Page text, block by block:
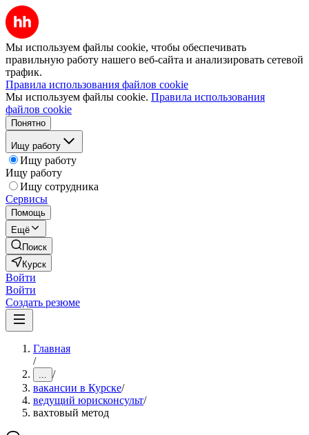
Мы используем файлы cookie, чтобы обеспечивать
правильную работу нашего веб-сайта и анализировать сетевой
трафик.
Правила использования файлов cookie
Мы используем файлы cookie. Правила использования
файлов cookie
Понятно
Ищу работу
Ищу работу
Ищу работу
Ищу сотрудника
Сервисы
Помощь
Ещё
Поиск
Курск
Войти
Войти
Создать резюме
Главная
/
... /
вакансии в Курске/
ведущий юрисконсульт/
вахтовый метод